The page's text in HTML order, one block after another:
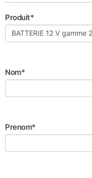
Produit*
Nom*
Prenom*